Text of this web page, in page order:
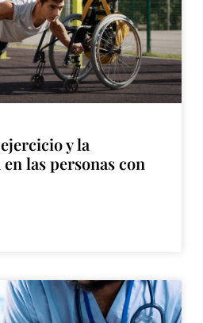
y la
las personas con